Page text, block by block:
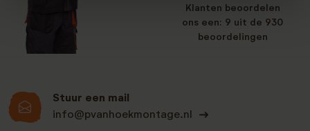
Stuur een mail
info@pvanhoekmontage.nl
Klanten beoordelen
ons een: 9 uit de 930
beoordelingen